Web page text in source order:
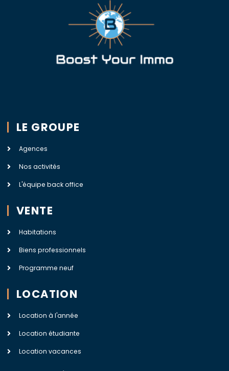
LE GROUPE
Agences
Nos activités
L'équipe back office
VENTE
Habitations
Biens professionnels
Programme neuf
LOCATION
Location à l'année
Location étudiante
Location vacances